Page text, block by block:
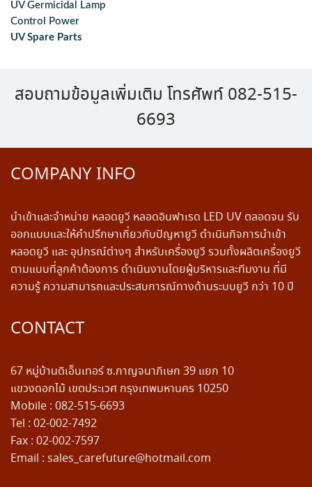
UV Germicidal Lamp
Control Power
UV Spare Parts
สอบถามข้อมูลเพิ่มเติม โทรศัพท์ 082-515-
6693
COMPANY INFO
นำเข้าและจำหน่าย หลอดยูวี หลอดอินฟาเรด LED UV ตลอดจน รับ
ออกแบบและให้คำปรึกษาเกี่ยวกับปัญหายูวี ดำเนินกิจการนำเข้า
หลอดยูวี และ อุปกรณ์ต่างๆ สำหรับเครื่องยูวี รวมทั้งผลิตเครื่องยูวี
ตามแบบที่ลูกค้าต้องการ ดำเนินงานโดยผู้บริหารและทีมงาน ที่มี
ความรู้ ความสามารถและประสบการณ์ทางด้านระบบยูวี กว่า 10 ปี
CONTACT
67 หมู่บ้านดิเอ็นเทอร์ ซ.กาญจนาภิเษก 39 แยก 10
แขวงดอกไม้ เขตประเวศ กรุงเทพมหานคร 10250
Mobile : 082-515-6693
Tel : 02-002-7492
Fax : 02-002-7597
Email : sales_carefuture@hotmail.com